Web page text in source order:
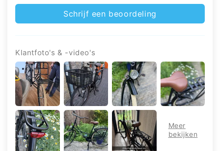
Schrijf een beoordeling
Klantfoto's & -video's